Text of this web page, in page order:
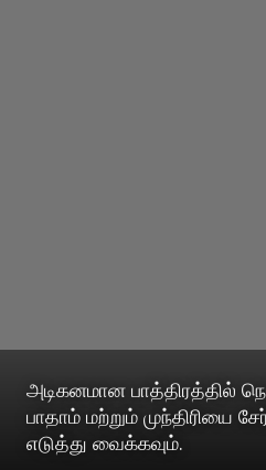
அடிகனமான பாத்திரத்தில்
பாதாம் மற்றும் முந்திரியை
எடுத்து வைக்கவும்.